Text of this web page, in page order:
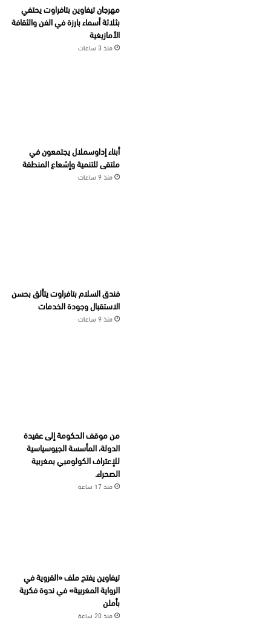
مهرجان تيفاوين بتافراوت يحتفي
بثلاثة أسماء بارزة في الفن والثقافة
الأمازيغية
منذ 3 ساعات
أبناء إداوسملال يجتمعون في
ملتقى للتنمية وإشعاع المنطقة
منذ 9 ساعات
فندق السلام بتافراوت يتألق بحسن
الاستقبال وجودة الخدمات
منذ 9 ساعات
من موقف الحكومة إلى عقيدة
الدولة، المأسسة الجيوسياسية
للإعتراف الكولومبي بمغربية
الصحراء.
منذ 17 ساعة
تيفاوين يفتح ملف «القروية في
الرواية المغربية» في ندوة فكرية
بأملن
منذ 20 ساعة